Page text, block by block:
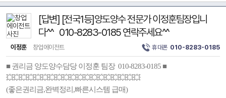
[답변] [전국1등]양도양수 전문가 이정훈팀장입니
다^^ 010-8283-0185 연락주세요^^
이정훈 창업에이전트 휴대폰 010-8283-0185
■ 권리금 양도양수담당 이정훈 팀장 010-8283-0185 ■
💥💥💥💥💥💥💥💥💥💥💥💥💥💥💥💥💥💥💥
(좋은권리금,완벽정리,빠른시스템 급매)